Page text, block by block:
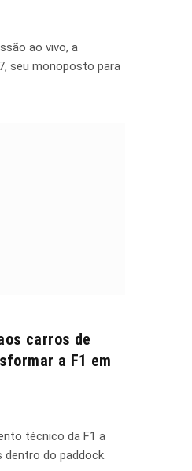
ao vivo, a
seu monoposto para
carros de
a F1 em
técnico da F1 a
do paddock.